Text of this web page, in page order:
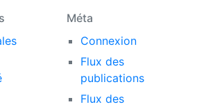
Méta
Connexion
Flux des
publications
Flux des